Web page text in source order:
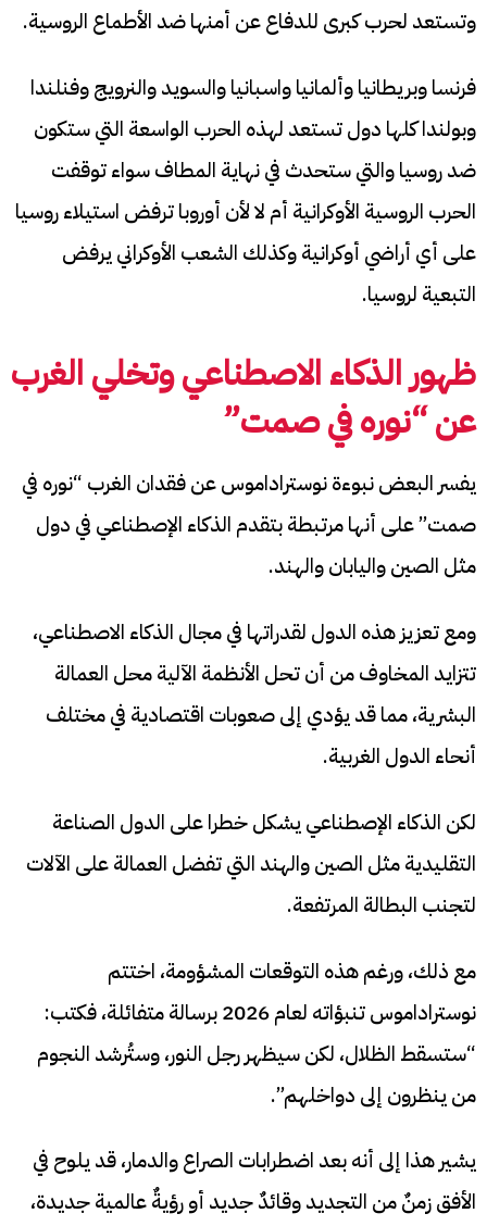
وتستعد لحرب كبرى للدفاع عن أمنها ضد الأطماع الروسية.
فرنسا وبريطانيا وألمانيا واسبانيا والسويد والنرويج وفنلندا
وبولندا كلها دول تستعد لهذه الحرب الواسعة التي ستكون
ضد روسيا والتي ستحدث في نهاية المطاف سواء توقفت
الحرب الروسية الأوكرانية أم لا لأن أوروبا ترفض استيلاء روسيا
على أي أراضي أوكرانية وكذلك الشعب الأوكراني يرفض
التبعية لروسيا.
ظهور الذكاء الاصطناعي وتخلي الغرب
عن “نوره في صمت”
يفسر البعض نبوءة نوستراداموس عن فقدان الغرب “نوره في
صمت” على أنها مرتبطة بتقدم الذكاء الإصطناعي في دول
مثل الصين واليابان والهند.
ومع تعزيز هذه الدول لقدراتها في مجال الذكاء الاصطناعي،
تتزايد المخاوف من أن تحل الأنظمة الآلية محل العمالة
البشرية، مما قد يؤدي إلى صعوبات اقتصادية في مختلف
أنحاء الدول الغربية.
لكن الذكاء الإصطناعي يشكل خطرا على الدول الصناعة
التقليدية مثل الصين والهند التي تفضل العمالة على الآلات
لتجنب البطالة المرتفعة.
مع ذلك، ورغم هذه التوقعات المشؤومة، اختتم
نوستراداموس تنبؤاته لعام 2026 برسالة متفائلة، فكتب:
“ستسقط الظلال، لكن سيظهر رجل النور، وستُرشد النجوم
من ينظرون إلى دواخلهم”.
يشير هذا إلى أنه بعد اضطرابات الصراع والدمار، قد يلوح في
الأفق زمنٌ من التجديد وقائدٌ جديد أو رؤيةٌ عالمية جديدة،